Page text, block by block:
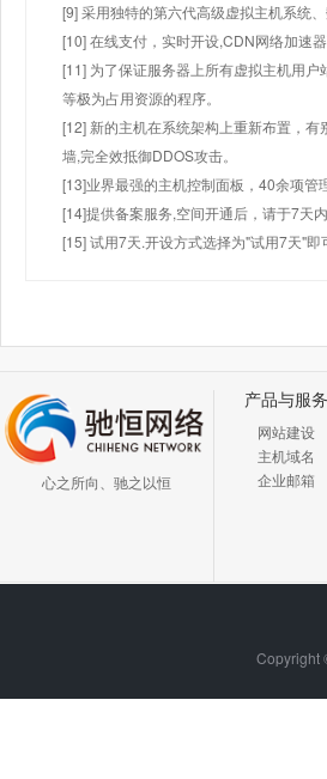
[9] 采用独特的第六代高级虚拟主机系统
[10] 在线支付，实时开设,CDN网络加速
[11] 为了保证服务器上所有虚拟主机用
等极为占用资源的程序。
[12] 新的主机在系统架构上重新布置，
墙,完全效抵御DDOS攻击。
[13]业界最强的主机控制面板，40余项
[14]提供备案服务,空间开通后，请于7天内
[15] 试用7天.开设方式选择为"试用7天"即
心之所向、驰之以恒
产品与服务
网站建设
主机域名
企业邮箱
Copyright